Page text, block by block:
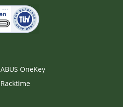
ABUS OneKey
Racktime